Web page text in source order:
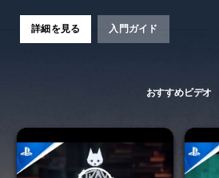
詳細を見る 入門ガイド
おすすめビデオ